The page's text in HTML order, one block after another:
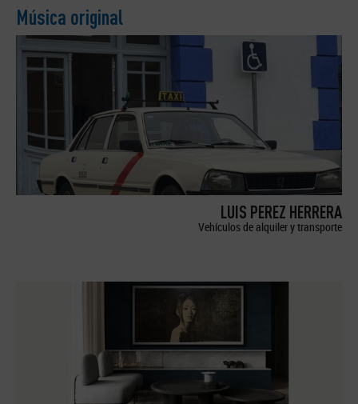
Música original
LUIS PEREZ HERRERA
Vehículos de alquiler y transporte